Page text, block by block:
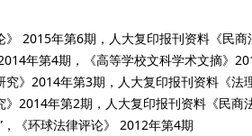
》 2015年第6期，人大复印报刊资料《民
年第4期，《高等学校文科学术文摘》
》2014年第3期，人大复印报刊资料《
2014年第2期，人大复印报刊资料《民商
《环球法律评论》 2012年第4期